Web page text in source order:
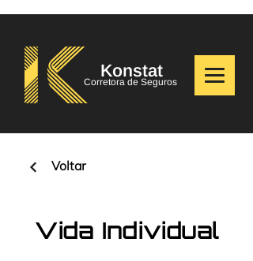
Konstat
Corretora de Seguros
Voltar
Vida Individual